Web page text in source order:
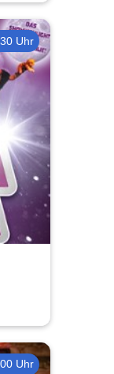
Uhr
Uhr